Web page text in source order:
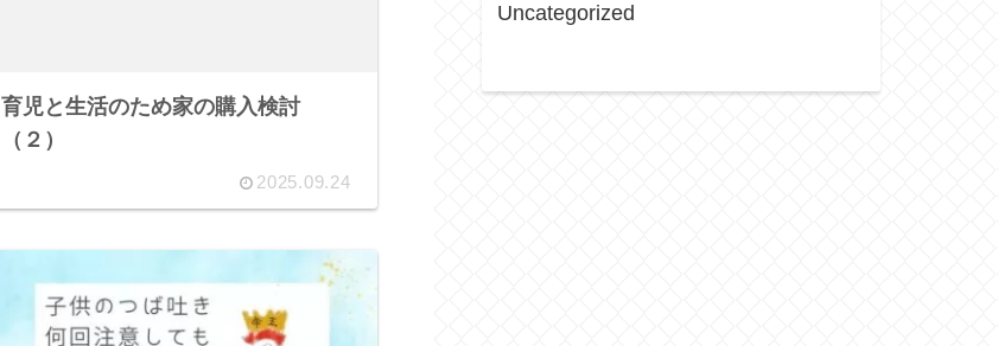
育児と生活のため家の購入検討
（２）
2025.09.24
Uncategorized